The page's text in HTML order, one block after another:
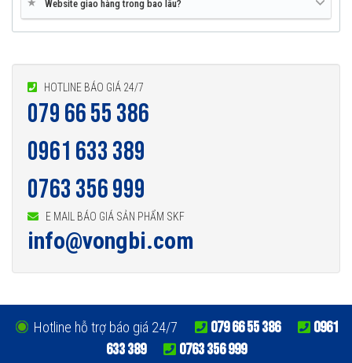
Website giao hàng trong bao lâu?
HOTLINE BÁO GIÁ 24/7
079 66 55 386
0961 633 389
0763 356 999
E MAIL BÁO GIÁ SẢN PHẨM SKF
info@vongbi.com
Hotline hỗ trợ báo giá 24/7 079 66 55 386
0961
633 389
0763 356 999